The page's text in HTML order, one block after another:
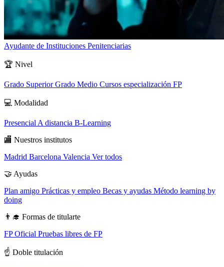
Ayudante de Instituciones Penitenciarias
🏆 Nivel
Grado SuperiorGrado Medio Cursos especialización FP
💻 Modalidad
Presencial A distancia B-Learning
🏬 Nuestros institutos
Madrid Barcelona Valencia Ver todos
🤝 Ayudas
Plan amigo Prácticas y empleo Becas y ayudas Método learning by
doing
👨‍🎓 Formas de titularte
FP Oficial Pruebas libres de FP
☝️ Doble titulación